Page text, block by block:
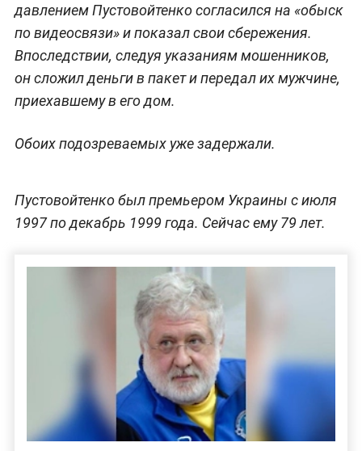
давлением Пустовойтенко согласился на «обыск
по видеосвязи» и показал свои сбережения.
Впоследствии, следуя указаниям мошенников,
он сложил деньги в пакет и передал их мужчине,
приехавшему в его дом.
Обоих подозреваемых уже задержали.
Пустовойтенко был премьером Украины с июля
1997 по декабрь 1999 года. Сейчас ему 79 лет.